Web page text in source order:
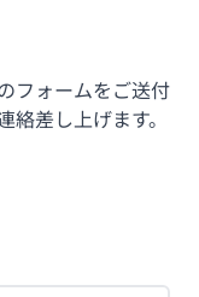
フォームをご送付
差し上げます。